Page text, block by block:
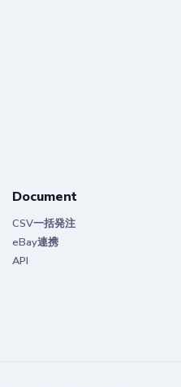
Document
CSV一括発注
eBay連携
API